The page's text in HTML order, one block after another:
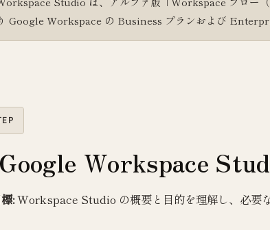
り Google Workspace の Business プランおよび
Google Workspace
:Workspace Studio の概要と目的を理解し、必要な